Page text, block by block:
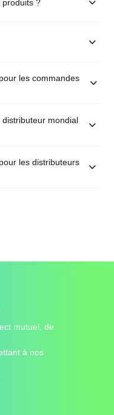
produits ?
les commandes
mondial
les distributeurs
mutuel, de
à nos